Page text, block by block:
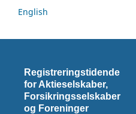
English
Registreringstidende
for Aktieselskaber,
Forsikringsselskaber
og Foreninger